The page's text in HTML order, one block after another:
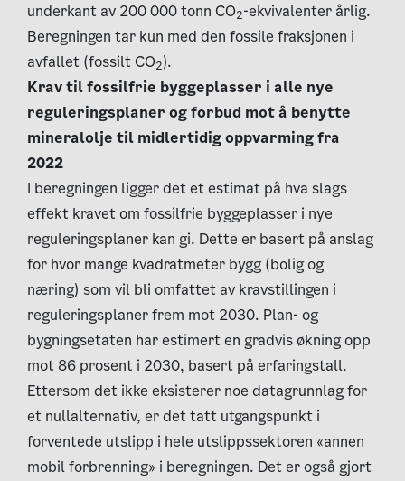
underkant av 200 000 tonn CO2-ekvivalenter årlig.
Beregningen tar kun med den fossile fraksjonen i
avfallet (fossilt CO2).
Krav til fossilfrie byggeplasser i alle nye
reguleringsplaner og forbud mot å benytte
mineralolje til midlertidig oppvarming fra
2022
I beregningen ligger det et estimat på hva slags
effekt kravet om fossilfrie byggeplasser i nye
reguleringsplaner kan gi. Dette er basert på anslag
for hvor mange kvadratmeter bygg (bolig og
næring) som vil bli omfattet av kravstillingen i
reguleringsplaner frem mot 2030. Plan- og
bygningsetaten har estimert en gradvis økning opp
mot 86 prosent i 2030, basert på erfaringstall.
Ettersom det ikke eksisterer noe datagrunnlag for
et nullalternativ, er det tatt utgangspunkt i
forventede utslipp i hele utslippssektoren «annen
mobil forbrenning» i beregningen. Det er også gjort